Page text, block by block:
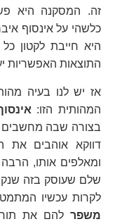
זה. המסקנה היא
כלשהי על אינסוף
היא חייבת לקטון
התוצאות האפשריות
אז יש לנו בעיה
המהותית הזו:
בצורה שבה מחשבים
דווקא אוהבים את
ומאלפים אותו,
שלם שעוסק בזה
לקרות עכשיו
משפר להם את